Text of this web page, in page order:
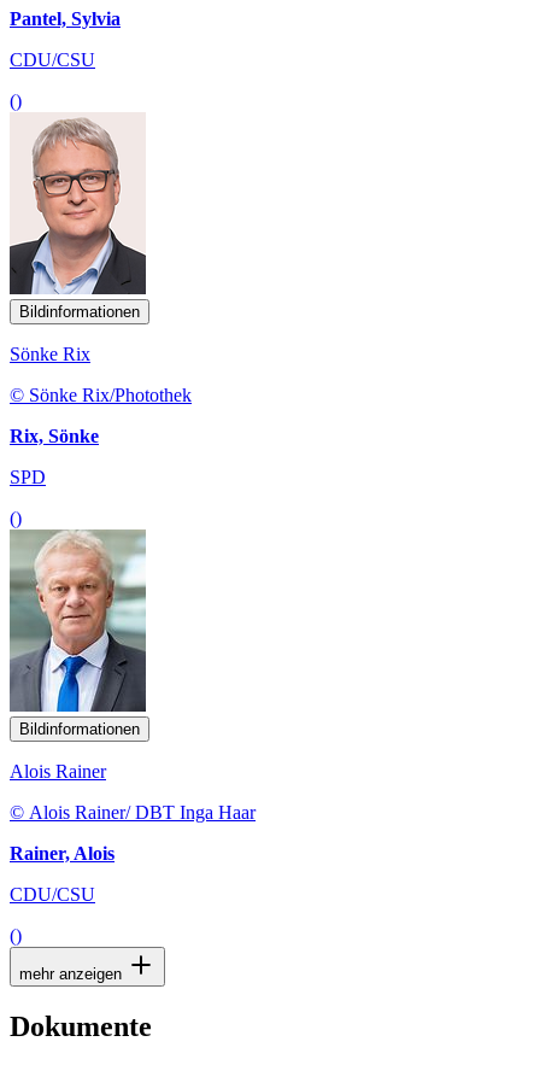
Pantel, Sylvia
CDU/CSU
()
Bildinformationen
Sönke Rix
© Sönke Rix/Photothek
Rix, Sönke
SPD
()
Bildinformationen
Alois Rainer
© Alois Rainer/ DBT Inga Haar
Rainer, Alois
CDU/CSU
()
mehr anzeigen
Dokumente